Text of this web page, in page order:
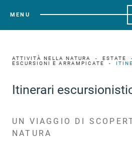
MENU
ATTIVITÀ NELLA NATURA
ESTATE
ESCURSIONI E ARRAMPICATE
Itinerari
UN VIAGGIO DI
NATURA